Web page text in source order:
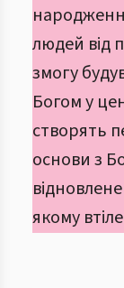
людей від
змогу
Богом у
створять
основи з
якому